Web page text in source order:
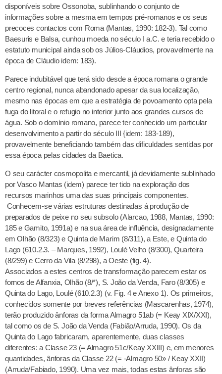
disponíveis sobre Ossonoba, sublinhando o conjunto de
informações sobre a mesma em tempos pré-romanos e os seus
precoces contactos com Roma (Mantas, 1990: 182-3). Tal como
Baesuris e Balsa, cunhou moeda no século I a.C. e teria recebido o
estatuto municipal ainda sob os Júlios-Cláudios, provavelmente na
época de Cláudio idem: 183).
Parece indubitável que terá sido desde a época romana o grande
centro regional, nunca abandonado apesar da sua localização,
mesmo nas épocas em que a estratégia de povoamento opta pela
fuga do litoral e o refugio no interior junto aos grandes cursos de
água. Sob o domínio romano, parece ter conhecido um particular
desenvolvimento a partir do século III {idem: 183-189),
provavelmente beneficiando também das dificuldades sentidas por
essa época pelas cidades da Baetica.
O seu carácter cosmopolita e mercantil, já devidamente sublinhado
por Vasco Mantas (idem) parece ter tido na exploração dos
recursos marinhos uma das suas principais componentes.
Conhecem-se várias estruturas destinadas á produção de
preparados de peixe no seu subsolo (Alarcao, 1988, Mantas, 1990:
185 e Gamito, 1991a) e na sua área de influência, designadamente
em Olhão (8/323) e Quinta de Marim (8/311), a Este, e Quinta do
Lago (610.2.3. – Marques, 1992), Loulé Velho (8/300), Quarteira
(8/299) e Cerro da Vila (8/298), a Oeste (fig. 4).
Associados a estes centros de transformação parecem estar os
fornos de Alfanxia, Olhão (8/*), S. João da Venda, Faro (8/305) e
Quinta do Lago, Loulé (610.2.3) (v. Fig. 4 e Anexo 1). Os primeiros,
conhecidos somente por breves referências (Mascarenhas, 1974),
terão produzido ânforas da forma Almagro 51ab (= Keay XIX/XXI),
tal como os de S. João da Venda (Fabião/Arruda, 1990). Os da
Quinta do Lago fabricaram, aparentemente, duas classes
diferentes: a Classe 23 (= Almagro 51c/Keay XXIII) e, em menores
quantidades, ânforas da Classe 22 (= -Almagro 50» / Keay XXII)
(Arruda/Fabiado, 1990). Uma vez mais, todas estas ânforas são